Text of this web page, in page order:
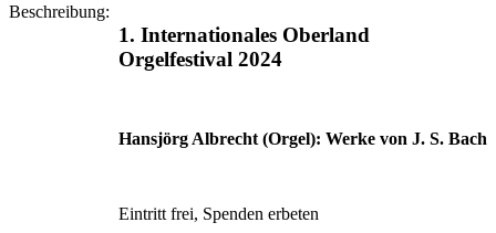
Beschreibung:
1. Internationales Oberland
Orgelfestival 2024
Hansjörg Albrecht (Orgel): Werke von J. S. Bach
Eintritt frei, Spenden erbeten